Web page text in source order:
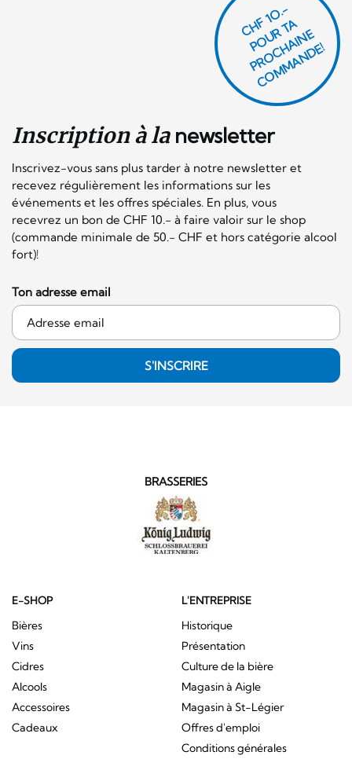
Inscription à lanewsletter
Inscrivez-vous sans plus tarder à notre newsletter et
recevez régulièrement les informations sur les
événements et les offres spéciales. En plus, vous
recevrez un bon de CHF 10.- à faire valoir sur le shop
(commande minimale de 50.- CHF et hors catégorie alcool
fort)!
CHF 1O.-
P
O
U
R
T
A
P
R
O
C
H
AI
N
E
C
O
M
M
A
N
D
E!
Ton adresse email
S'INSCRIRE
BRASSERIES
E-SHOP
Bières
Vins
Cidres
Alcools
Accessoires
Cadeaux
L'ENTREPRISE
Historique
Présentation
Culture de la bière
Magasin à Aigle
Magasin à St-Légier
Offres d'emploi
Conditions générales